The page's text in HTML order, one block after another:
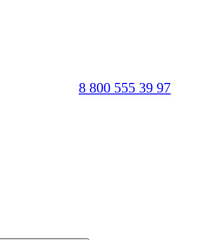
8 800 555 39 97